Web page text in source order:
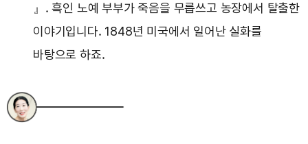
』. 흑인 노예 부부가 죽음을 무릅쓰고 농장에서 탈출한
이야기입니다. 1848년 미국에서 일어난 실화를
바탕으로 하죠.